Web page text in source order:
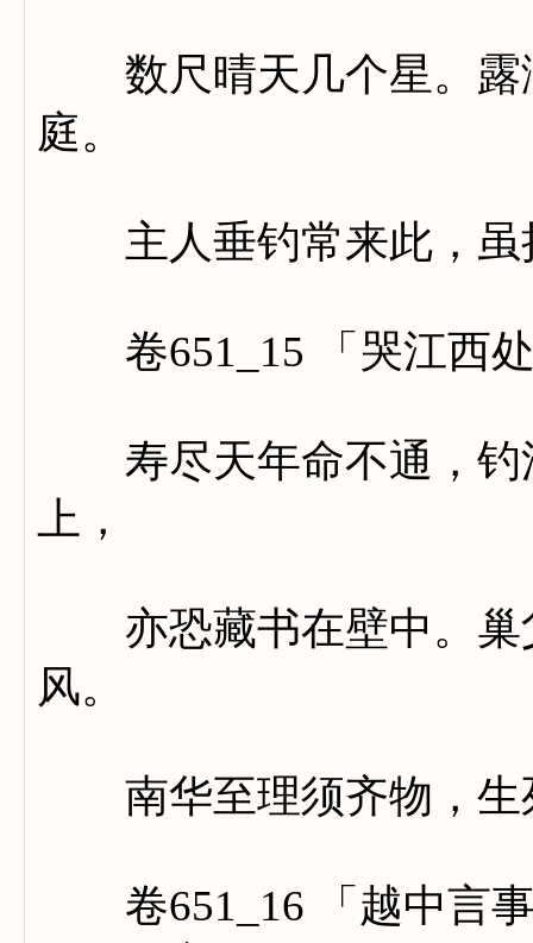
数尺晴天几个星。露
庭。
主人垂钓常来此，虽
卷651_15 「哭江西处
寿尽天年命不通，钓
上，
亦恐藏书在壁中。巢
风。
南华至理须齐物，生
卷651_16 「越中言事